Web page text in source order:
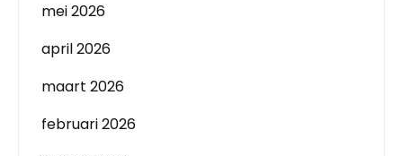
mei 2026
april 2026
maart 2026
februari 2026